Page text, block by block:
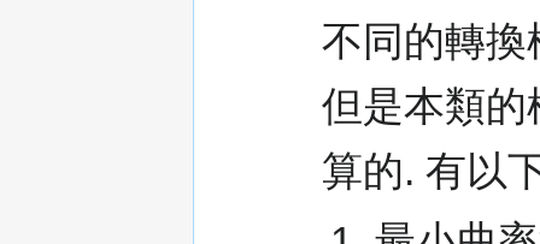
不同的轉換
但是本類的
算的. 有以